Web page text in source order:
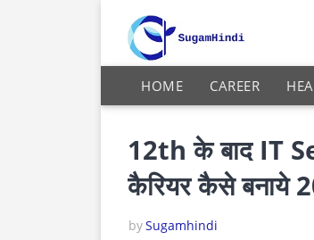
HOME CAREER
12th के बाद IT
कैरियर कैसे बनाये
bySugamhindi